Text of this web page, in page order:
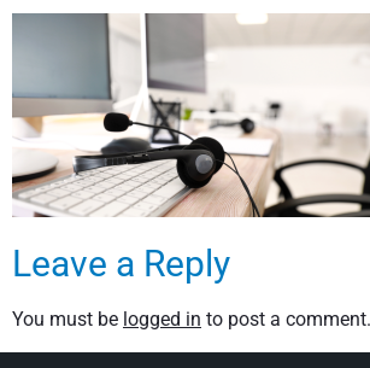
Leave a Reply
You must be logged in to post a comment.